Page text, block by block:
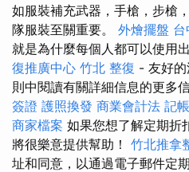
如服裝補充武器，手槍，步槍
隊服裝至關重要。 外燴擺盤
就是為什麼每個人都可以使用
復推廣中心 竹北 整復 - 友好
則中閱讀有關詳細信息的更多
簽證 護照換發 商業會計法 記
商家檔案 如果您想了解定期折
將很樂意提供幫助！ 竹北推拿
址和同意，以通過電子郵件定